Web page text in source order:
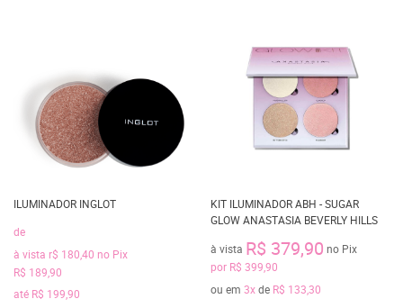
ILUMINADOR INGLOT
de
à vista r$ 180,40 no Pix
R$ 189,90
até R$ 199,90
KIT ILUMINADOR ABH - SUGAR
GLOW ANASTASIA BEVERLY HILLS
à vista R$ 379,90 no Pix
por R$ 399,90
ou em 3xde R$ 133,30